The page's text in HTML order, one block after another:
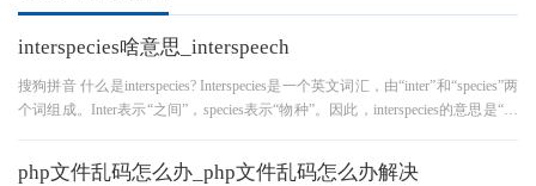
interspecies啥意思_interspeech
搜狗拼音 什么是interspecies? Interspecies是一个英文词汇，由“inter”和“species”两
个词组成。Inter表示“之间”，species表示“物种”。因此，interspecies的意思是“不
php文件乱码怎么办_php文件乱码怎么办解决